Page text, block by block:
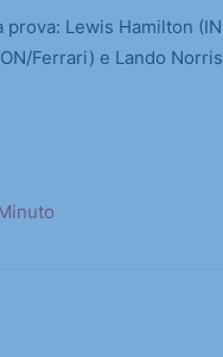
prova: Lewis Hamilton
Ferrari) e Lando Norris